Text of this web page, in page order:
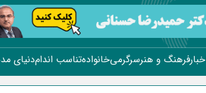
فرهنگ و هنرسرگرمیخانوادهتناسب اندامدنیای مد